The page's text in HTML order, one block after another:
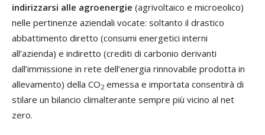
indirizzarsi alle agroenergie (agrivoltaico e microeolico)
nelle pertinenze aziendali vocate: soltanto il drastico
abbattimento diretto (consumi energetici interni
all’azienda) e indiretto (crediti di carbonio derivanti
dall’immissione in rete dell’energia rinnovabile prodotta in
allevamento) della CO2 emessa e importata consentirà di
stilare un bilancio climalterante sempre più vicino al net
zero.